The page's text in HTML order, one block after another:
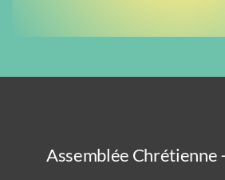
Assemblée Chrétienne